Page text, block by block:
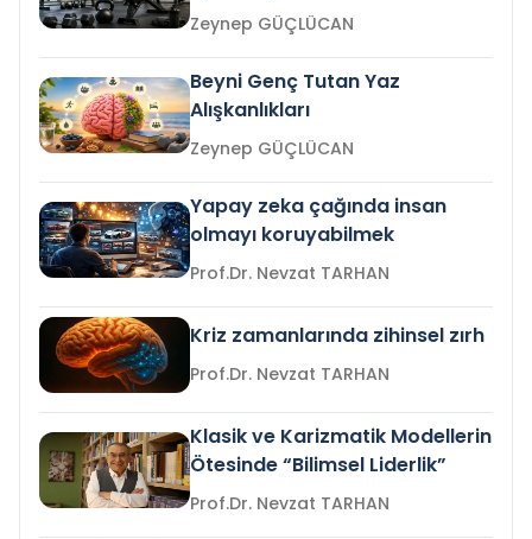
Zeynep GÜÇLÜCAN
Beyni Genç Tutan Yaz
Alışkanlıkları
Zeynep GÜÇLÜCAN
Yapay zeka çağında insan
olmayı koruyabilmek
Prof.Dr. Nevzat TARHAN
Kriz zamanlarında zihinsel zırh
Prof.Dr. Nevzat TARHAN
Klasik ve Karizmatik Modellerin
Ötesinde “Bilimsel Liderlik”
Prof.Dr. Nevzat TARHAN